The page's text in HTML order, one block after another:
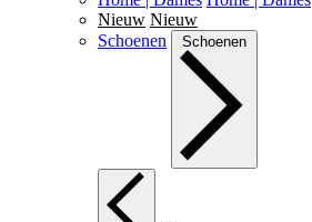
Nieuw Nieuw
Schoenen
Schoenen